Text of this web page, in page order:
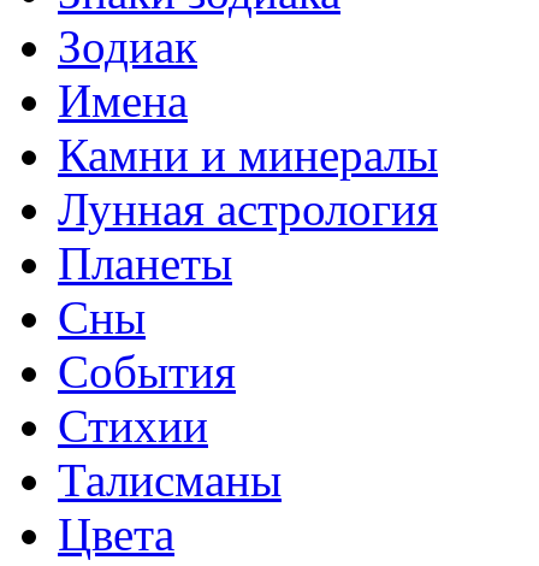
Зодиак
Имена
Камни и минералы
Лунная астрология
Планеты
Сны
События
Стихии
Талисманы
Цвета